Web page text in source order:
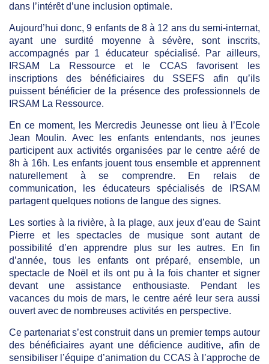
dans l’intérêt d’une inclusion optimale.
Aujourd’hui donc, 9 enfants de 8 à 12 ans du semi-internat,
ayant une surdité moyenne à sévère, sont inscrits,
accompagnés par 1 éducateur spécialisé. Par ailleurs,
IRSAM La Ressource et le CCAS favorisent les
inscriptions des bénéficiaires du SSEFS afin qu’ils
puissent bénéficier de la présence des professionnels de
IRSAM La Ressource.
En ce moment, les Mercredis Jeunesse ont lieu à l’Ecole
Jean Moulin. Avec les enfants entendants, nos jeunes
participent aux activités organisées par le centre aéré de
8h à 16h. Les enfants jouent tous ensemble et apprennent
naturellement à se comprendre. En relais de
communication, les éducateurs spécialisés de IRSAM
partagent quelques notions de langue des signes.
Les sorties à la rivière, à la plage, aux jeux d’eau de Saint
Pierre et les spectacles de musique sont autant de
possibilité d’en apprendre plus sur les autres. En fin
d’année, tous les enfants ont préparé, ensemble, un
spectacle de Noël et ils ont pu à la fois chanter et signer
devant une assistance enthousiaste. Pendant les
vacances du mois de mars, le centre aéré leur sera aussi
ouvert avec de nombreuses activités en perspective.
Ce partenariat s’est construit dans un premier temps autour
des bénéficiaires ayant une déficience auditive, afin de
sensibiliser l’équipe d’animation du CCAS à l’approche de